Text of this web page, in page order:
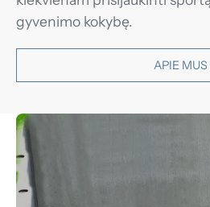
gyvenimo kokybę.
APIE MUS